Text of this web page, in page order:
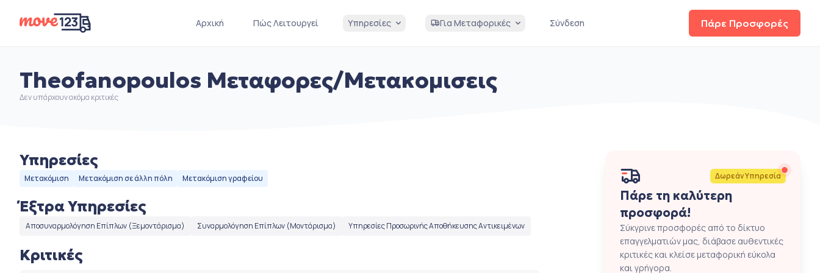
Πάρε Προσφορές
Αρχική Πώς Λειτουργεί Υπηρεσίες Για Μεταφορικές Σύνδεση
Theofanopoulos Μεταφορες/Μετακομισεις
Δεν υπάρχουν ακόμα κριτικές
Υπηρεσίες
Μετακόμιση Μετακόμιση σε άλλη πόλη Μετακόμιση γραφείου
Έξτρα Υπηρεσίες
Αποσυναρμολόγηση Επίπλων (Ξεμοντάρισμα) Συναρμολόγηση Επίπλων (Μοντάρισμα) Υπηρεσίες Προσωρινής Αποθήκευσης Αντικειμένων
Κριτικές
Δωρεάν Υπηρεσία
Πάρε τη καλύτερη
προσφορά!
Σύκγρινε προσφορές από το δίκτυο
επαγγελματιών μας, διάβασε αυθεντικές
κριτικές και κλείσε μεταφορική εύκολα
και γρήγορα.